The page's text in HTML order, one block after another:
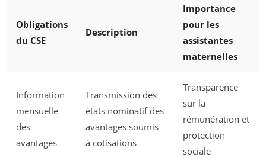
Obligations
du CSE
Description
Importance
pour les
assistantes
maternelles
Information
mensuelle
des
avantages
Transmission des
états nominatif des
avantages soumis
à cotisations
Transparence
sur la
rémunération et
protection
sociale